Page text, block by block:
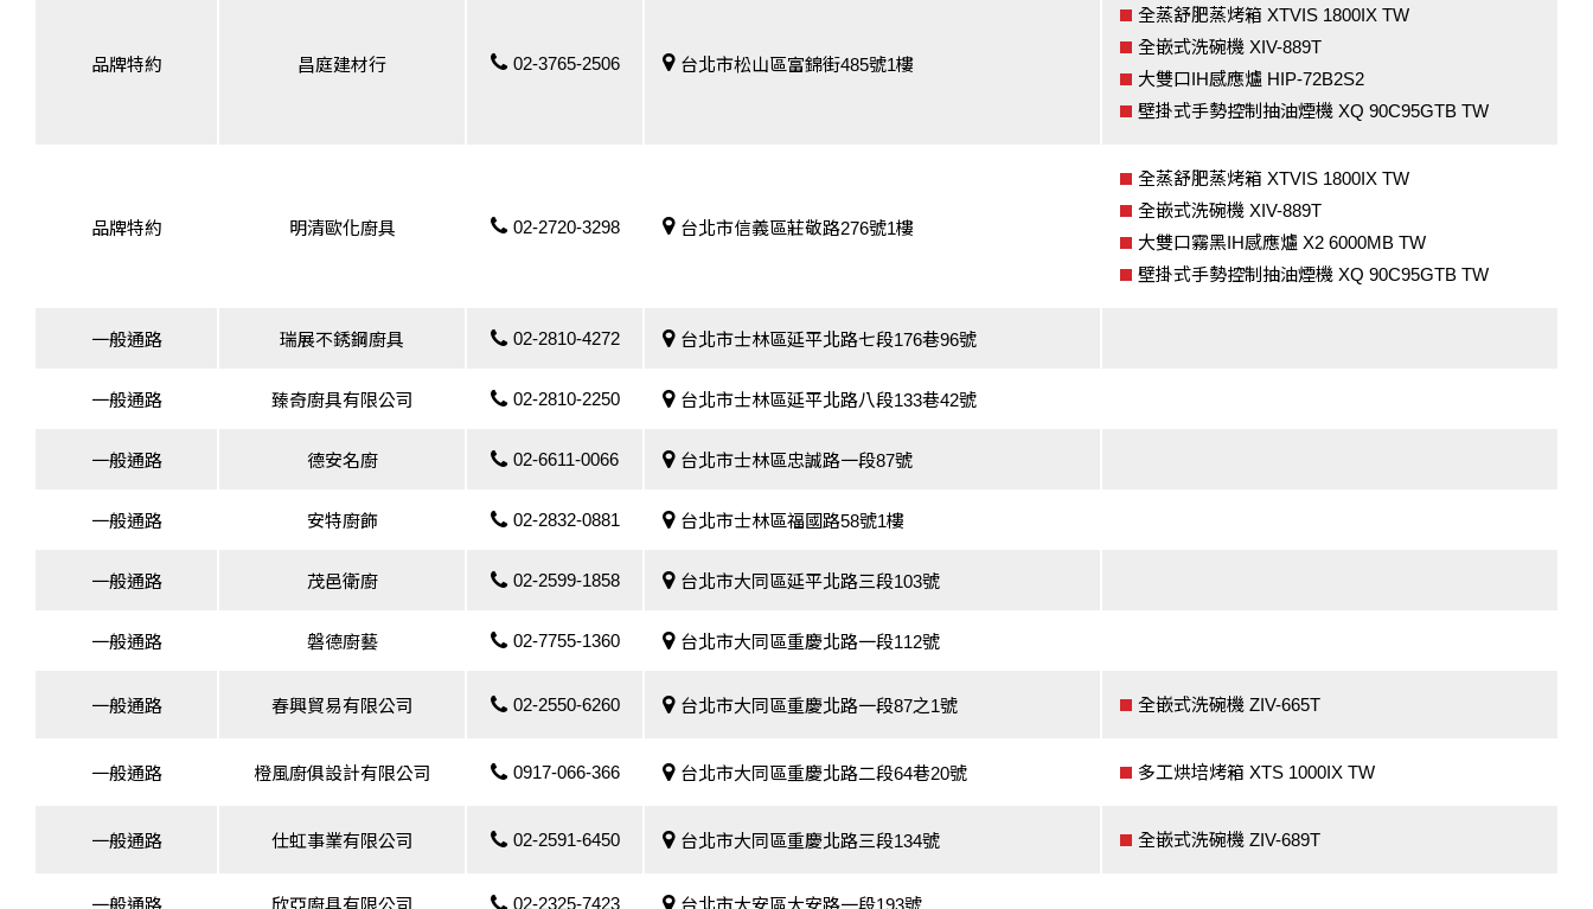
品牌特約 昌庭建材行 02-3765-2506 台北市松山區富錦街485號1樓
全蒸舒肥蒸烤箱 XTVIS 1800IX TW
全嵌式洗碗機 XIV-889T
大雙口IH感應爐 HIP-72B2S2
壁掛式手勢控制抽油煙機 XQ 90C95GTB TW
品牌特約 明清歐化廚具 02-2720-3298 台北市信義區莊敬路276號1樓
全蒸舒肥蒸烤箱 XTVIS 1800IX TW
全嵌式洗碗機 XIV-889T
大雙口霧黑IH感應爐 X2 6000MB TW
壁掛式手勢控制抽油煙機 XQ 90C95GTB TW
一般通路 瑞展不銹鋼廚具 02-2810-4272 台北市士林區延平北路七段176巷96號
一般通路 臻奇廚具有限公司 02-2810-2250 台北市士林區延平北路八段133巷42號
一般通路 德安名廚 02-6611-0066 台北市士林區忠誠路一段87號
一般通路 安特廚飾 02-2832-0881 台北市士林區福國路58號1樓
一般通路 茂邑衛廚 02-2599-1858 台北市大同區延平北路三段103號
一般通路 磐德廚藝 02-7755-1360 台北市大同區重慶北路一段112號
一般通路 春興貿易有限公司 02-2550-6260 台北市大同區重慶北路一段87之1號 全嵌式洗碗機 ZIV-665T
一般通路 橙風廚俱設計有限公司 0917-066-366 台北市大同區重慶北路二段64巷20號 多工烘培烤箱 XTS 1000IX TW
一般通路 仕虹事業有限公司 02-2591-6450 台北市大同區重慶北路三段134號 全嵌式洗碗機 ZIV-689T
02-2325-7423